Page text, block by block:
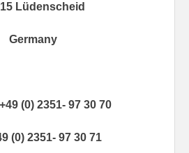
Lüdenscheid
Germany
(0) 2351- 97 30 70
(0) 2351- 97 30 71